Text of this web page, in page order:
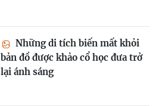
Những di tích biến mất khỏi
bản đồ được khảo cổ học đưa trở
lại ánh sáng